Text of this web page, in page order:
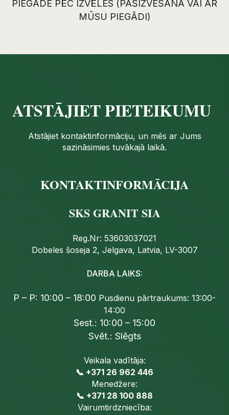
PIEGĀDE PĒC IZVĒLES (PAŠIZVEŠANA VAI AR
MŪSU PIEGĀDI)
ATSTĀJIET PIETEIKUMU
Atstājiet kontaktinformāciju, un mēs ar Jums
sazināsimies tuvākajā laikā.
KONTAKTINFORMĀCIJA
SKS GRANIT SIA
Reg.Nr: 53603037021
Dobeles šoseja 2, Jelgava, Latvia, LV-3007
DARBA LAIKS:
P – P: 10:00 – 18:00 Pusdienu pārtraukums: 13:00-
14:00
Sest.: 10:00 – 15:00
Svēt.: Slēgts
Veikala vadītāja:
📞 +371 26 962 446
Menedžere:
📞 +371 28 100 888
Vairumtirdzniecība: